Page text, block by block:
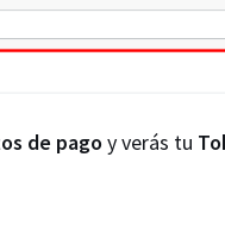
de pago y verás tu